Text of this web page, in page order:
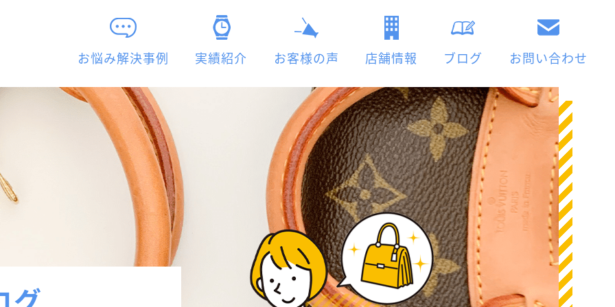
お悩み解決事例 実績紹介 お客様の声 店舗情報 ブログ お問い合わせ